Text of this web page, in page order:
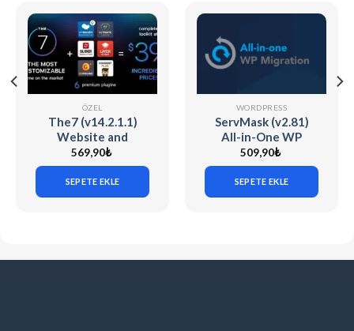
ÖZEL
The7 (v14.2.1.1)
Website and
eCommerce Builder
for WordPress
569,90₺
SEPETE EKLE
WORDPRESS
ServMask (v2.81)
All-in-One WP
Migration Unlimited
Extension
509,90₺
SEPETE EKLE